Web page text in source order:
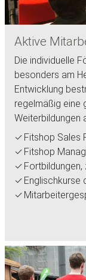
Aktive
Die individuelle
besonders am
Entwicklung
regelmäßig eine
Weiterbildungen
Fitshop Sales
Fitshop
Fortbildungen,
Englischkurse